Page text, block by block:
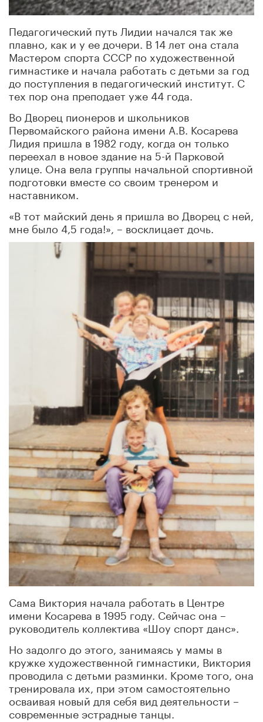
Педагогический путь Лидии начался так же
плавно, как и у ее дочери. В 14 лет она стала
Мастером спорта СССР по художественной
гимнастике и начала работать с детьми за год
до поступления в педагогический институт. С
тех пор она преподает уже 44 года.
Во Дворец пионеров и школьников
Первомайского района имени А.В. Косарева
Лидия пришла в 1982 году, когда он только
переехал в новое здание на 5-й Парковой
улице. Она вела группы начальной спортивной
подготовки вместе со своим тренером и
наставником.
«В тот майский день я пришла во Дворец с ней,
мне было 4,5 года!», – восклицает дочь.
Сама Виктория начала работать в Центре
имени Косарева в 1995 году. Сейчас она –
руководитель коллектива «Шоу спорт данс».
Но задолго до этого, занимаясь у мамы в
кружке художественной гимнастики, Виктория
проводила с детьми разминки. Кроме того, она
тренировала их, при этом самостоятельно
осваивая новый для себя вид деятельности –
современные эстрадные танцы.